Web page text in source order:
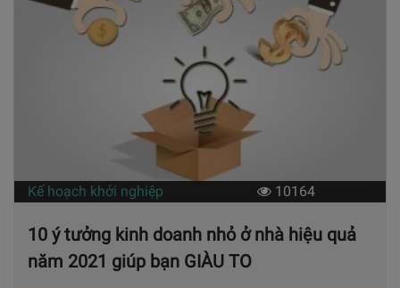
Kế hoạch khởi nghiệp 10164
10 ý tưởng kinh doanh nhỏ ở nhà hiệu quả
năm 2021 giúp bạn GIÀU TO